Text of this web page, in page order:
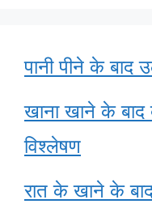
पानी पीने के बाद
खाना खाने के बाद
विश्लेषण
रात के खाने के